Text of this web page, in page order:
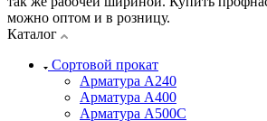
можно оптом и в розницу.
Каталог
Сортовой прокат
Арматура А240
Арматура А400
Арматура А500C